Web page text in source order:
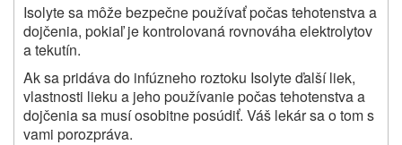
Isolyte sa môže bezpečne používať počas tehotenstva a
dojčenia, pokiaľ je kontrolovaná rovnováha elektrolytov
a tekutín.
Ak sa pridáva do infúzneho roztoku Isolyte ďalší liek,
vlastnosti lieku a jeho používanie počas tehotenstva a
dojčenia sa musí osobitne posúdiť. Váš lekár sa o tom s
vami porozpráva.